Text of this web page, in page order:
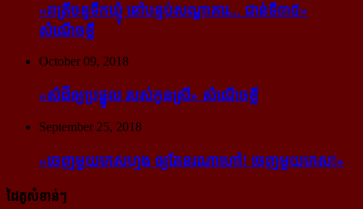
«រាត្រីចន្ទទឹកឃ្មុំ នៅបន្ទប់សណ្ឋាគារ... ជាន់ទី៣៥»
សំណើចខ្លី
October 09, 2018
«សំដី​ឲ្យ​ប្រផ្នូល របស់​កូនស្រី» សំណើចខ្លី
September 25, 2018
«ចេញ​មួយ​កេស​ហ្មង ឲ្យ​តែ​នរណា​ហៅ! ចេញ​មួយ​កេស!»
ដៃគូសំខាន់ៗ